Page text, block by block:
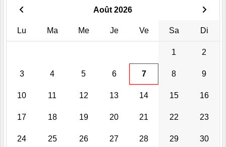
Août 2026
Lu Ma Me Je Ve Sa Di
1 2
3 4 5 6 7 8 9
10 11 12 13 14 15 16
17 18 19 20 21 22 23
24 25 26 27 28 29 30